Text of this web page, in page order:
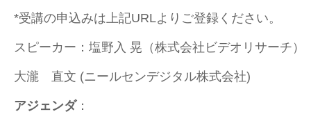
*受講の申込みは上記URLよりご登録ください。
スピーカー：塩野入 晃（株式会社ビデオリサーチ）
大瀧 直文 (ニールセンデジタル株式会社)
アジェンダ：